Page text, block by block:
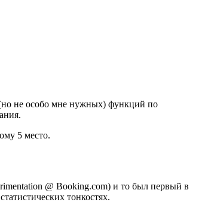
(но не особо мне нужных) функций по
5 место.
@ Booking.com) и то был первый в
тонкостях.